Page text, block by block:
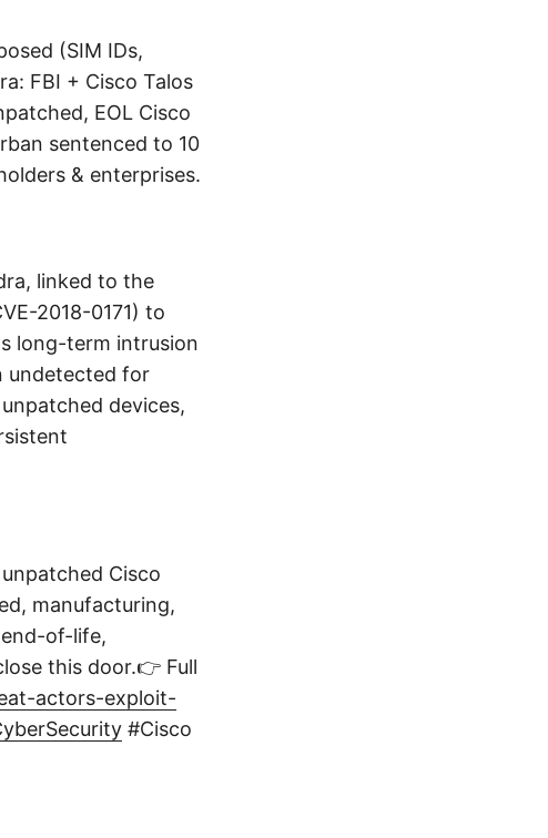
(SIM IDs,
FBI + Cisco Talos
EOL Cisco
sentenced to 10
& enterprises.
linked to the
2018-0171) to
long-term intrusion
undetected for
devices,
Cisco
manufacturing,
of-life,
this door.👉 Full
actors-exploit-
#Cisco